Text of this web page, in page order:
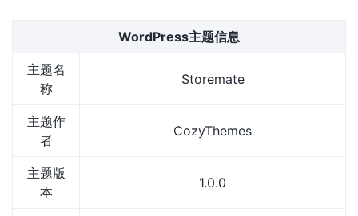
WordPress主题信息
主题名
称
Storemate
主题作
者
CozyThemes
主题版
本
1.0.0